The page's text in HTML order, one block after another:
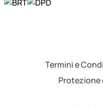
Termini e
Protezione